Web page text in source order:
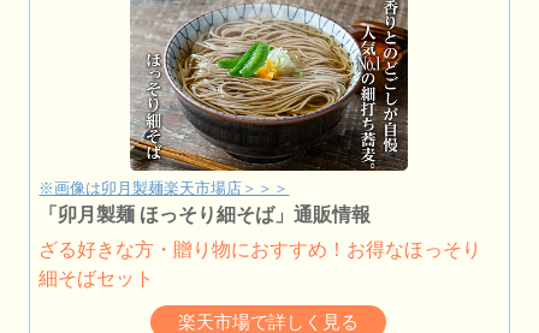
※画像は卯月製麺楽天市場店＞＞＞
「卯月製麺 ほっそり細そば」通販情報
ざる好きな方・贈り物におすすめ！お得なほっそり
細そばセット
楽天市場で詳しく見る